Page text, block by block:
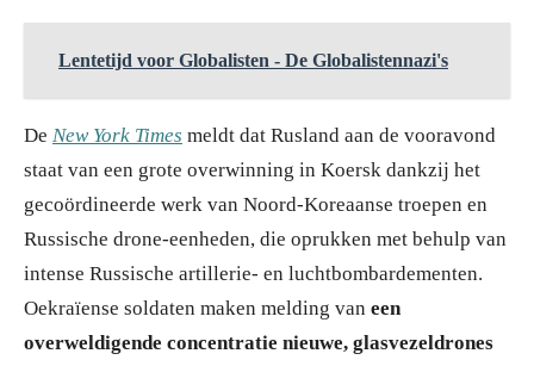
Lentetijd voor Globalisten - De Globalistennazi's
De New York Times meldt dat Rusland aan de vooravond
staat van een grote overwinning in Koersk dankzij het
gecoördineerde werk van Noord-Koreaanse troepen en
Russische drone-eenheden, die oprukken met behulp van
intense Russische artillerie- en luchtbombardementen.
Oekraïense soldaten maken melding van een
overweldigende concentratie nieuwe, glasvezeldrones